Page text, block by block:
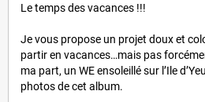
Le temps des vacances !!!
Je vous propose un projet doux et
partir en vacances…mais pas
ma part, un WE ensoleillé sur l’Ile
photos de cet album.